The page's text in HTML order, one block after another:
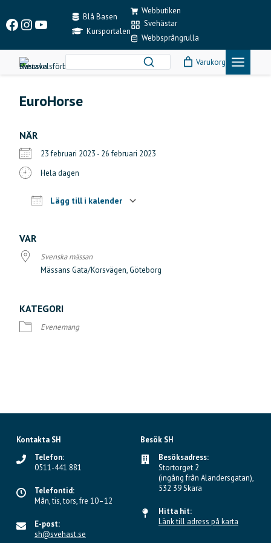
content
Facebook
Instagram
YouTubeBlå Basen
Kursportalen
Webbutiken
Svehästar
Webbsprångrulla
Varukorg
EuroHorse
NÄR
23 februari 2023 - 26 februari 2023
Hela dagen
Lägg till i kalender
VAR
Svenska mässan
Mässans Gata/Korsvägen, Göteborg
KATEGORI
Evenemang
Kontakta SH
Telefon:
0511-441 881
Telefontid:
Mån, tis, tors, fre 10–12
E-post:
sh@svehast.se
Besök SH
Besöksadress:
Stortorget 2
(ingång från Alandersgatan),
532 39 Skara
Hitta hit:
Länk till adress på karta